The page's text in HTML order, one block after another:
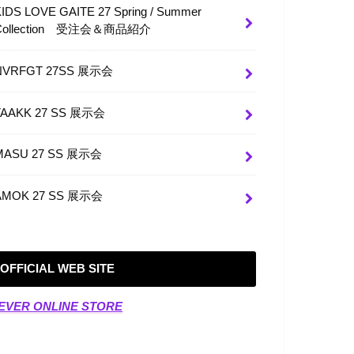
LOVE GAITE 27 Spring / Summer
受注会＆商品紹介
27SS 展示会
27 SS 展示会
27 SS 展示会
27 SS 展示会
OFFICIAL WEB SITE
ONLINE STORE